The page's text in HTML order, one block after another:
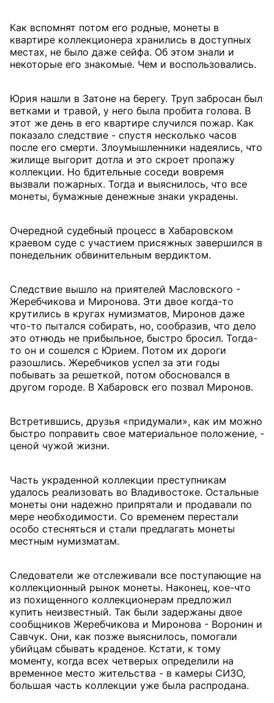
Как вспомнят потом его родные, монеты в
квартире коллекционера хранились в доступных
местах, не было даже сейфа. Об этом знали и
некоторые его знакомые. Чем и воспользовались.
Юрия нашли в Затоне на берегу. Труп забросан был
ветками и травой, у него была пробита голова. В
этот же день в его квартире случился пожар. Как
показало следствие - спустя несколько часов
после его смерти. Злоумышленники надеялись, что
жилище выгорит дотла и это скроет пропажу
коллекции. Но бдительные соседи вовремя
вызвали пожарных. Тогда и выяснилось, что все
монеты, бумажные денежные знаки украдены.
Очередной судебный процесс в Хабаровском
краевом суде с участием присяжных завершился в
понедельник обвинительным вердиктом.
Следствие вышло на приятелей Масловского -
Жеребчикова и Миронова. Эти двое когда-то
крутились в кругах нумизматов, Миронов даже
что-то пытался собирать, но, сообразив, что дело
это отнюдь не прибыльное, быстро бросил. Тогда-
то он и сошелся с Юрием. Потом их дороги
разошлись. Жеребчиков успел за эти годы
побывать за решеткой, потом обосновался в
другом городе. В Хабаровск его позвал Миронов.
Встретившись, друзья «придумали», как им можно
быстро поправить свое материальное положение, -
ценой чужой жизни.
Часть украденной коллекции преступникам
удалось реализовать во Владивостоке. Остальные
монеты они надежно припрятали и продавали по
мере необходимости. Со временем перестали
особо стесняться и стали предлагать монеты
местным нумизматам.
Следователи же отслеживали все поступающие на
коллекционный рынок монеты. Наконец, кое-что
из похищенного коллекционерам предложил
купить неизвестный. Так были задержаны двое
сообщников Жеребчикова и Миронова - Воронин и
Савчук. Они, как позже выяснилось, помогали
убийцам сбывать краденое. Кстати, к тому
моменту, когда всех четверых определили на
временное место жительства - в камеры СИЗО,
большая часть коллекции уже была распродана.